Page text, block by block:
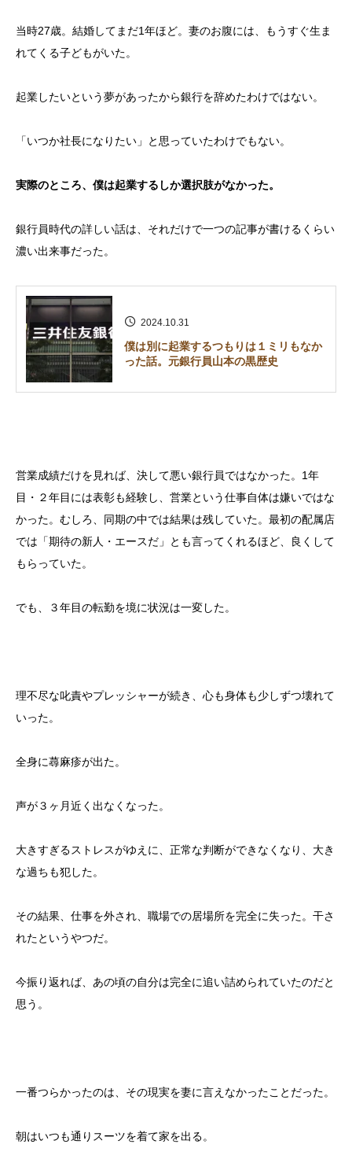
当時27歳。結婚してまだ1年ほど。妻のお腹には、もうすぐ生ま
れてくる子どもがいた。
起業したいという夢があったから銀行を辞めたわけではない。
「いつか社長になりたい」と思っていたわけでもない。
実際のところ、僕は起業するしか選択肢がなかった。
銀行員時代の詳しい話は、それだけで一つの記事が書けるくらい
濃い出来事だった。
2024.10.31
僕は別に起業するつもりは１ミリもなか
った話。元銀行員山本の黒歴史
営業成績だけを見れば、決して悪い銀行員ではなかった。1年
目・２年目には表彰も経験し、営業という仕事自体は嫌いではな
かった。むしろ、同期の中では結果は残していた。最初の配属店
では「期待の新人・エースだ」とも言ってくれるほど、良くして
もらっていた。
でも、３年目の転勤を境に状況は一変した。
理不尽な叱責やプレッシャーが続き、心も身体も少しずつ壊れて
いった。
全身に蕁麻疹が出た。
声が３ヶ月近く出なくなった。
大きすぎるストレスがゆえに、正常な判断ができなくなり、大き
な過ちも犯した。
その結果、仕事を外され、職場での居場所を完全に失った。干さ
れたというやつだ。
今振り返れば、あの頃の自分は完全に追い詰められていたのだと
思う。
一番つらかったのは、その現実を妻に言えなかったことだった。
朝はいつも通りスーツを着て家を出る。